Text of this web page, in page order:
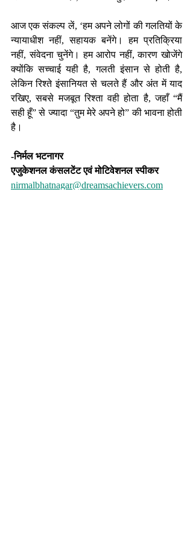
आज एक संकल्प लें, ‘हम अपने लोगों की गलतियों के
न्यायाधीश नहीं, सहायक बनेंगे। हम प्रतिक्रिया
नहीं, संवेदना चुनेंगे। हम आरोप नहीं, कारण खोजेंगे
क्योंकि सच्चाई यही है, गलती इंसान से होती है,
लेकिन रिश्ते इंसानियत से चलते हैं और अंत में याद
रखिए, सबसे मजबूत रिश्ता वही होता है, जहाँ “मैं
सही हूँ” से ज्यादा “तुम मेरे अपने हो” की भावना होती
है।
-निर्मल भटनागर
एजुकेशनल कंसलटेंट एवं मोटिवेशनल स्पीकर
nirmalbhatnagar@dreamsachievers.com